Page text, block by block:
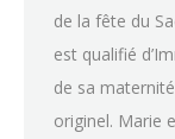
de la fête du
est qualifié
de sa
originel. Marie